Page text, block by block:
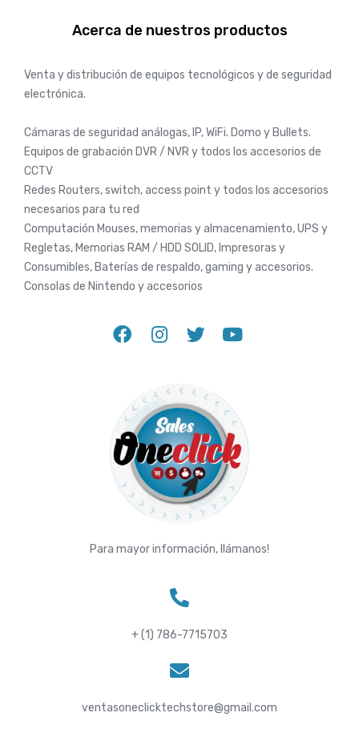
Acerca de nuestros productos
Venta y distribución de equipos tecnológicos y de seguridad
electrónica.
Cámaras de seguridad análogas, IP, WiFi. Domo y Bullets.
Equipos de grabación DVR / NVR y todos los accesorios de
CCTV
Redes Routers, switch, access point y todos los accesorios
necesarios para tu red
Computación Mouses, memorias y almacenamiento, UPS y
Regletas, Memorias RAM / HDD SOLID, Impresoras y
Consumibles, Baterías de respaldo, gaming y accesorios.
Consolas de Nintendo y accesorios
Para mayor información, llámanos!
+ (1) 786-7715703
ventasoneclicktechstore@gmail.com